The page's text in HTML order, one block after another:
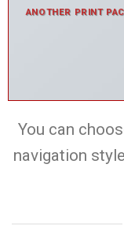
ANOTHER PRINT
You can
navigation